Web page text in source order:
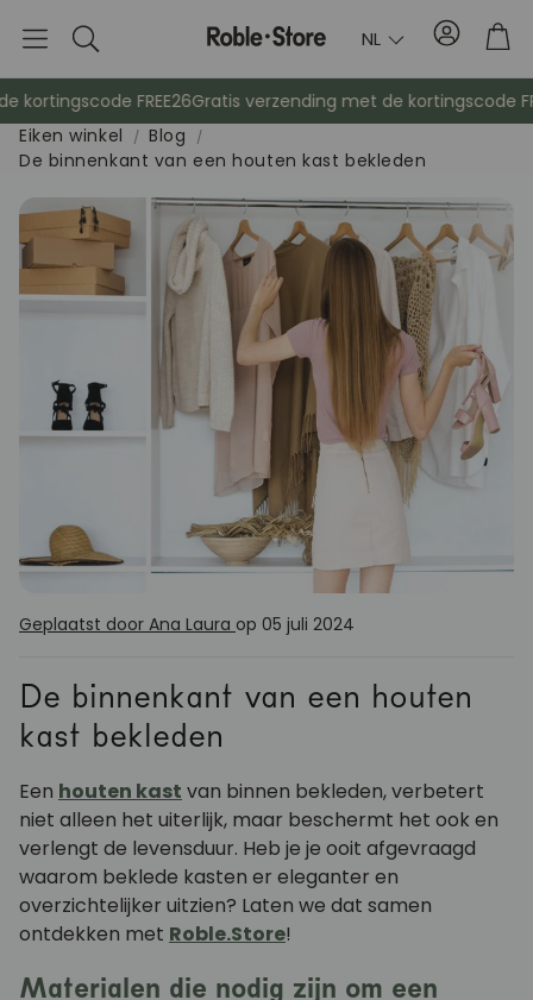
Zoek
op
NL Account
Dressoirs
Kasten
Kapstokken
FREE26Gratis verzending met de kortingscode
Eiken winkel
Blog
De binnenkant van een houten kast bekleden
Geplaatst door Ana Laura op 05 juli 2024
De binnenkant van een houten
kast bekleden
Een houten kast van binnen bekleden, verbetert
niet alleen het uiterlijk, maar beschermt het ook en
verlengt de levensduur. Heb je je ooit afgevraagd
waarom beklede kasten er eleganter en
overzichtelijker uitzien? Laten we dat samen
ontdekken met Roble.Store!
Materialen die nodig zijn om een